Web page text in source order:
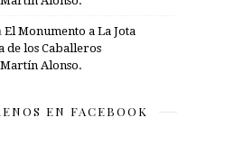
El Monumento a La Jota
de los Caballeros
Alonso.
EN FACEBOOK